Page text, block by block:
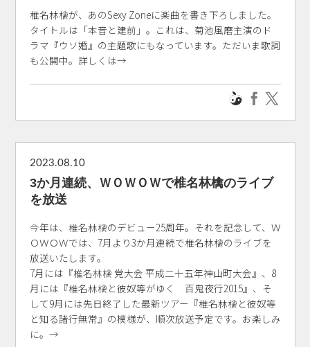
椎名林檎が、あのSexy Zoneに楽曲を書き下ろしました。
タイトルは「本音と建前」。これは、菊池風磨主演のド
ラマ『ウソ婚』の主題歌にもなっています。ただいま歌詞
も公開中。詳しくは→
2023.08.10
3か月連続、ＷＯＷＯＷで椎名林檎のライブ
を放送
今年は、椎名林檎のデビュー25周年。それを記念して、Ｗ
ＯＷＯＷでは、7月より3か月連続で椎名林檎のライブを
放送いたします。
7月には『椎名林檎 党大会 平成二十五年神山町大会』、8
月には『椎名林檎と彼奴等がゆく 百鬼夜行2015』、そ
して9月には先日終了した最新ツアー『椎名林檎と彼奴等
と知る諸行無常』の模様が、順次放送予定です。お楽しみ
に。→